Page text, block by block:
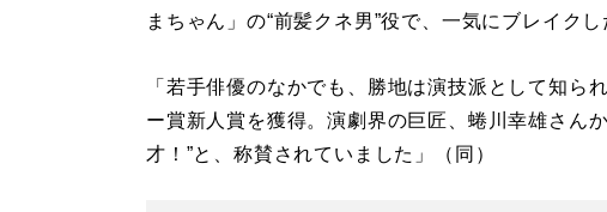
まちゃん」の“前髪クネ男”役で、一気にブレイクし
「若手俳優のなかでも、勝地は演技派として知ら
ー賞新人賞を獲得。演劇界の巨匠、蜷川幸雄さん
才！”と、称賛されていました」（同）